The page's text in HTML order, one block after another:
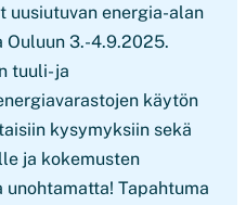
uusiutuvan energia-alan
3.-4.9.2025.
tuuli- ja
käytön
kysymyksiin sekä
ja kokemusten
Tapahtuma